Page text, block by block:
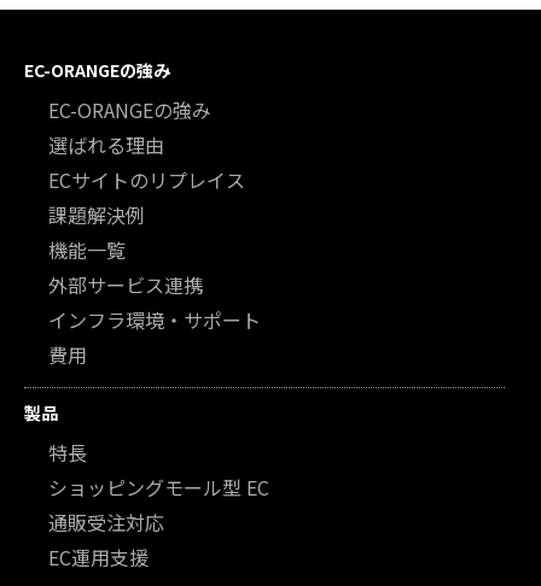
EC-ORANGEの強み
EC-ORANGEの強み
選ばれる理由
ECサイトのリプレイス
課題解決例
機能一覧
外部サービス連携
インフラ環境・サポート
費用
製品
特長
ショッピングモール型 EC
通販受注対応
EC運用支援